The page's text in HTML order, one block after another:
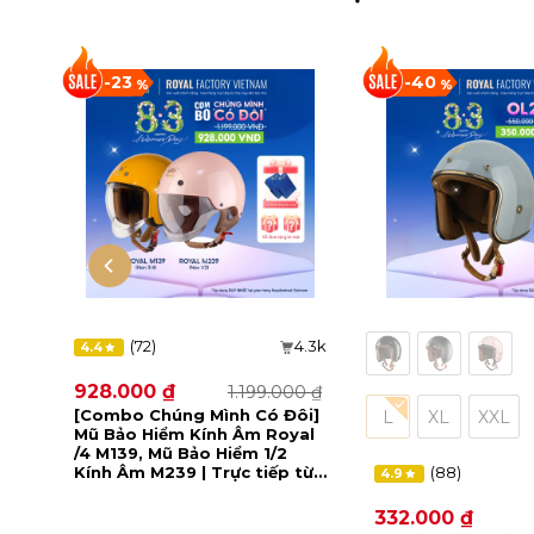
-23
[Combo Chúng Mình Có Đôi]
Mũ Bảo Hiểm Kính Âm Royal
/4 M139, Mũ Bảo Hiểm 1/2
Kính Âm M239 | Trực tiếp từ
1.199.000₫
928.000 ₫
928.000 ₫.
4.4 (72) 4.3k
-40
L XL XXL
332.000 ₫
4.9 (88)